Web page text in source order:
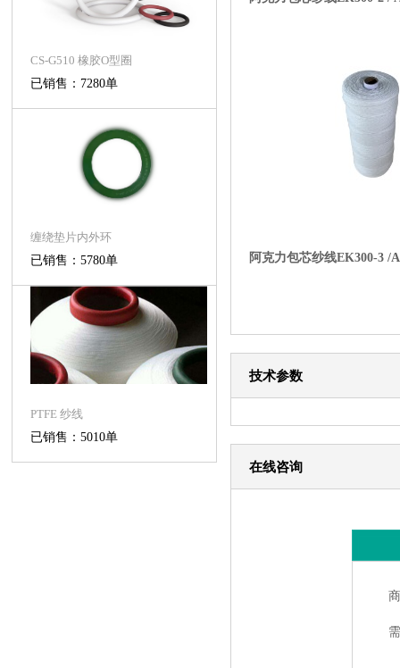
CS-G510 橡胶O型圈
已销售：7280单
缠绕垫片内外环
已销售：5780单
PTFE 纱线
已销售：5010单
阿克力包芯纱线EK300-3 /
技术参数
在线咨询